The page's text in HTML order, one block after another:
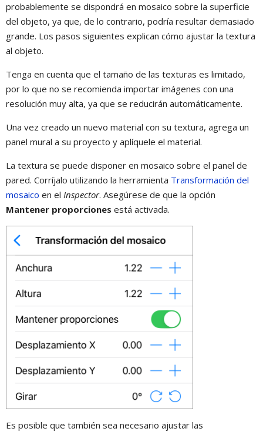
probablemente se dispondrá en mosaico sobre la superficie
del objeto, ya que, de lo contrario, podría resultar demasiado
grande. Los pasos siguientes explican cómo ajustar la textura
al objeto.
Tenga en cuenta que el tamaño de las texturas es limitado,
por lo que no se recomienda importar imágenes con una
resolución muy alta, ya que se reducirán automáticamente.
Una vez creado un nuevo material con su textura, agrega un
panel mural a su proyecto y aplíquele el material.
La textura se puede disponer en mosaico sobre el panel de
pared. Corríjalo utilizando la herramienta Transformación del
mosaico en el Inspector. Asegúrese de que la opción
Mantener proporciones está activada.
Es posible que también sea necesario ajustar las